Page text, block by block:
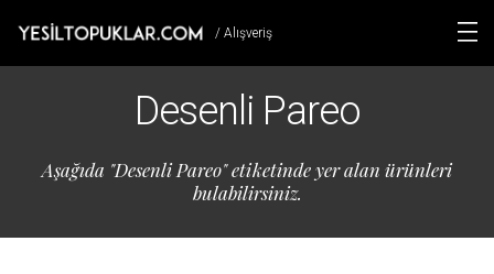
/ Alışveriş
Desenli Pareo
Aşağıda "Desenli Pareo" etiketinde yer alan ürünleri
bulabilirsiniz.